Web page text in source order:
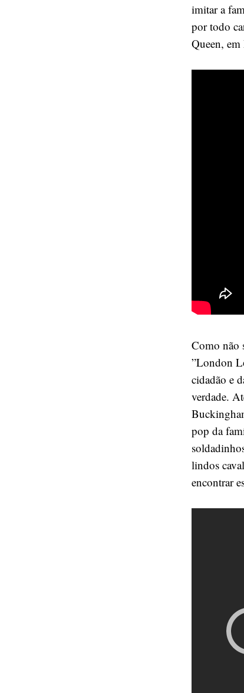
imitar a
por todo
Queen,
Como não
”London
cidadão e
verdade.
pop da
lindos
encontrar